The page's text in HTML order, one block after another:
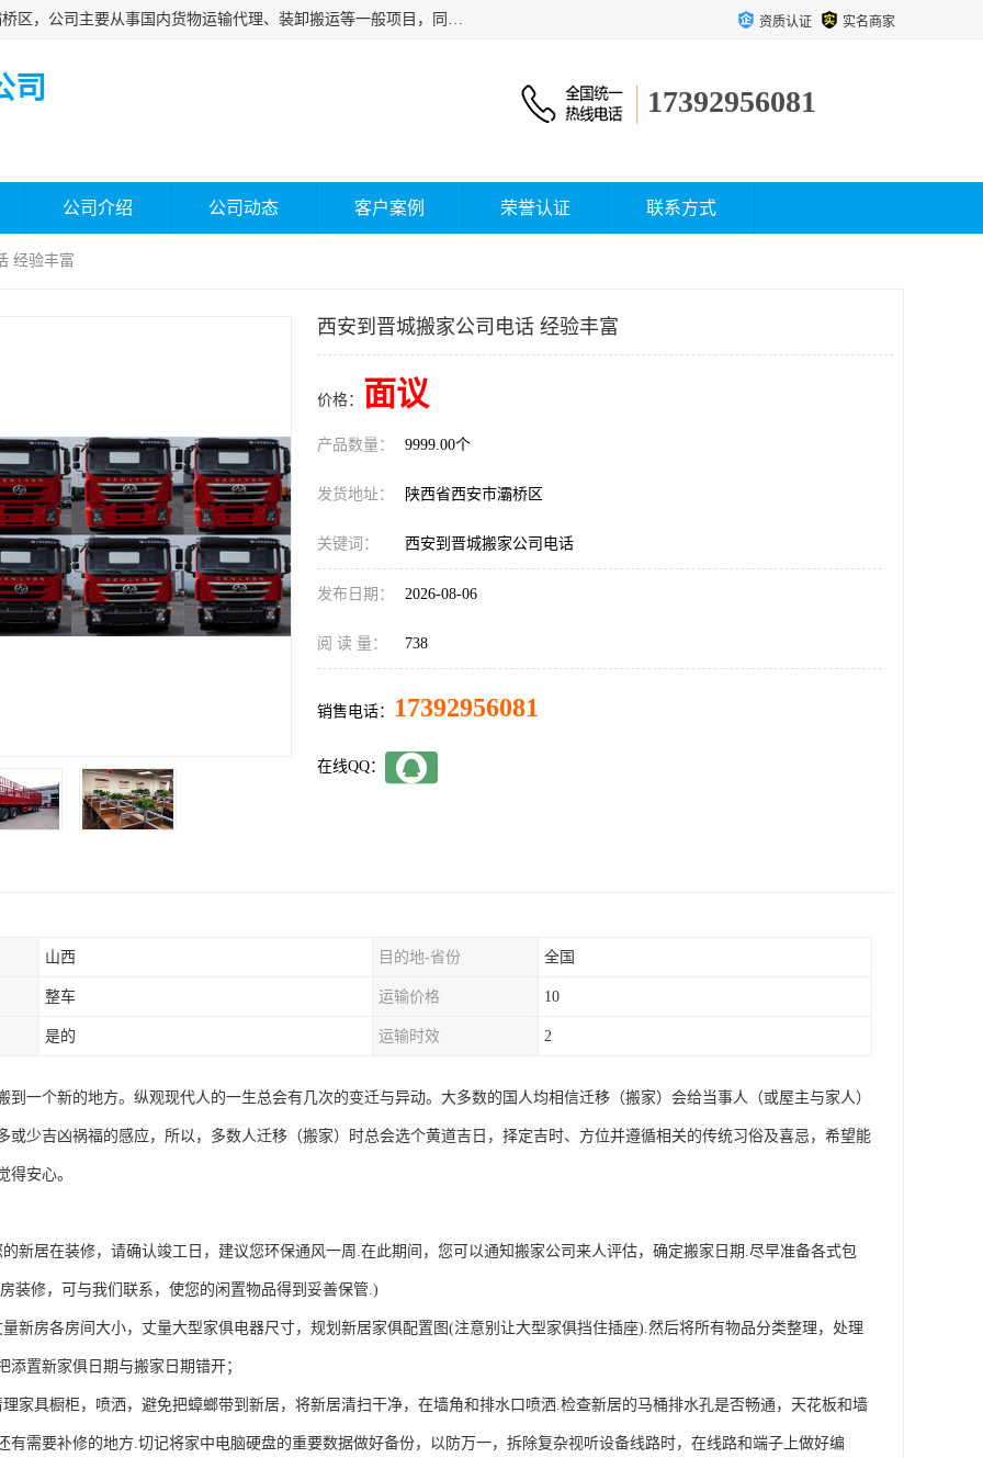
西安福鸿祥物流有限公司成立于2021年，位于陕西省西安市灞桥区，公司主要从事国内货物运输代理、装卸搬运等一般项目，同时具备道路货物运输（不含危险货物）的许可资质。凭借专业的物流服务和*的运输能力，公司致力于为客户提供安全、可靠的物流解决方案，满足多样化的运输需求，助力企业*运营。 资质认证 实名商家
司 17392956081
公司介绍 公司动态 客户案例 荣誉认证 联系方式
经验丰富
西安到晋城搬家公司电话 经验丰富
价格： 面议
产品数量： 9999.00个
发货地址： 陕西省西安市灞桥区
关键词： 西安到晋城搬家公司电话
发布日期： 2026-08-06
阅 读 量： 738
销售电话： 17392956081
在线QQ：
山西 目的地-省份 全国
整车 运输价格 10
是的 运输时效 2
到一个新的地方。纵观现代人的一生总会有几次的变迁与异动。大多数的国人均相信迁移（搬家）会给当事人（或屋主与家人）
或少吉凶祸福的感应，所以，多数人迁移（搬家）时总会选个黄道吉日，择定吉时、方位并遵循相关的传统习俗及喜忌，希望能
得安心。
新居在装修，请确认竣工日，建议您环保通风一周.在此期间，您可以通知搬家公司来人评估，确定搬家日期.尽早准备各式包
装修，可与我们联系，使您的闲置物品得到妥善保管.)
新房各房间大小，丈量大型家俱电器尺寸，规划新居家俱配置图(注意别让大型家俱挡住插座).然后将所有物品分类整理，处理
添置新家俱日期与搬家日期错开；
家具橱柜，喷洒，避免把蟑螂带到新居，将新居清扫干净，在墙角和排水口喷洒.检查新居的马桶排水孔是否畅通，天花板和墙
有需要补修的地方.切记将家中电脑硬盘的重要数据做好备份，以防万一，拆除复杂视听设备线路时，在线路和端子上做好编